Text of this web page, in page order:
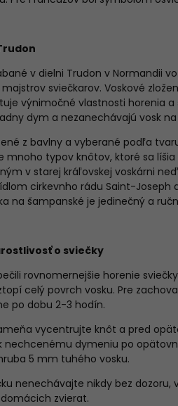
v dielni Trudon v Normandii
sviečkarov. Voskové
výnimočné vlastnosti horenia
dym a nezanechávajú vosk
z bavlny a vyberané podľa
mnoho typov knôtov, ktoré sa
v starej kráľovskej voskárni
cirkevnho rádu Saint-Joseph
na šampanské je jedinečný a
o sviečky
rovnomernejšie horenie
celý povrch vosku. Pre
po dobu 2-3 hodín.
vycentrujte knôt a pred
nechcenému dymeniu po
5 mm tuhého vosku.
nenechávajte nikdy bez
zvierat.